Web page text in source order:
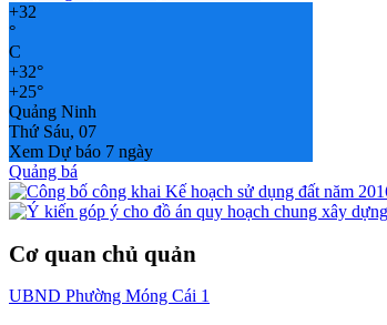
+32
°
C
+32°
+25°
Quảng Ninh
Thứ Sáu, 07
Xem Dự báo 7 ngày
Quảng bá
Cơ quan chủ quản
UBND Phường Móng Cái 1